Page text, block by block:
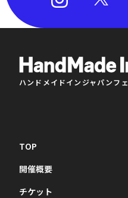
ハンドメイドインジャパンフ
TOP
開催概要
チケット